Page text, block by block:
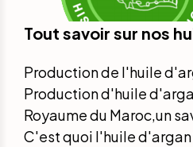
Tout savoir sur nos
Production de l'huile
Production d'huile
Royaume du Maroc,un
C'est quoi l'huile d'argan